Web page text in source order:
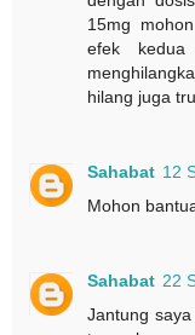
15mg
efek
hilang juga
Sahabat 12
Mohon
Sahabat 22
Jantung